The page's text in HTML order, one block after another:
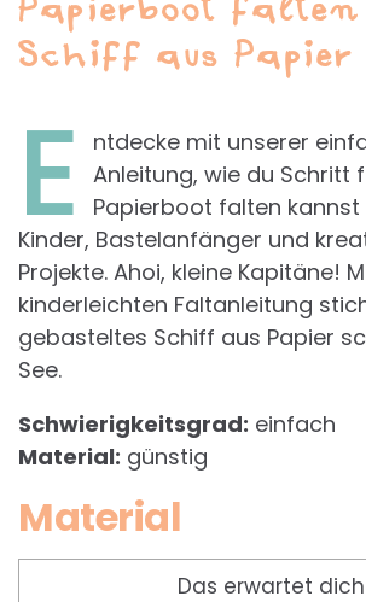
Papierboot falten
Schiff aus
E
ntdecke mit unserer
Anleitung, wie du Schritt
Papierboot falten kannst
Kinder, Bastelanfänger und
Projekte. Ahoi, kleine Kapitäne!
kinderleichten Faltanleitung
gebasteltes Schiff aus Papier
See.
Schwierigkeitsgrad: einfach
Material: günstig
Material
Das erwartet dich